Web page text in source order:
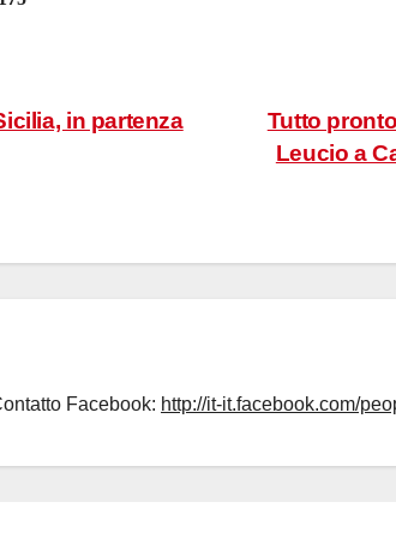
Tutto
Leucio a
in partenza
Facebook: http://it-it.facebook.com/